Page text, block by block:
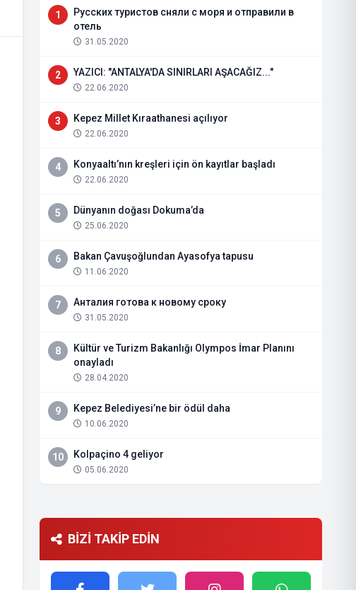
1
Русских туристов сняли с моря и отправили в
отель
31.05.2020
2 YAZICI: "ANTALYA'DA SINIRLARI AŞACAĞIZ..."
22.06.2020
3 Kepez Millet Kıraathanesi açılıyor
22.06.2020
4 Konyaaltı’nın kreşleri için ön kayıtlar başladı
22.06.2020
5 Dünyanın doğası Dokuma’da
25.06.2020
6 Bakan Çavuşoğlundan Ayasofya tapusu
11.06.2020
7 Анталия готова к новому сроку
31.05.2020
8
Kültür ve Turizm Bakanlığı Olympos İmar Planını
onayladı
28.04.2020
9 Kepez Belediyesi’ne bir ödül daha
10.06.2020
10 Kolpaçino 4 geliyor
05.06.2020
BİZİ TAKİP EDİN